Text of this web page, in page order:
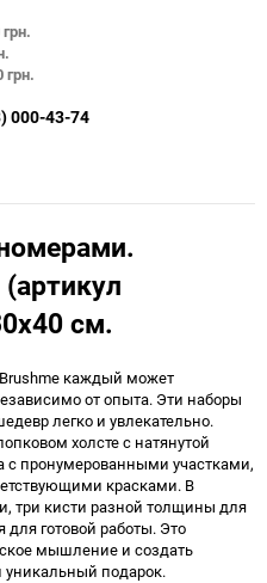
грн.
000-43-74
см.
каждый может
от опыта. Эти наборы
легко и увлекательно.
холсте с натянутой
с пронумерованными участками,
красками. В
три кисти разной толщины для
готовой работы. Это
мышление и создать
подарок.